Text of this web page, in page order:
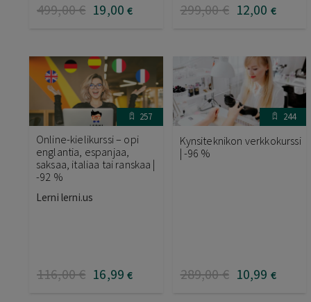
499,00€ 19,00 € 299,00€ 12,00 €
257
Online-kielikurssi – opi
englantia, espanjaa,
saksaa, italiaa tai ranskaa |
-92 %
Lerni lerni.us
116,00€ 16,99 €
244
Kynsiteknikon verkkokurssi
| -96 %
289,00€ 10,99 €